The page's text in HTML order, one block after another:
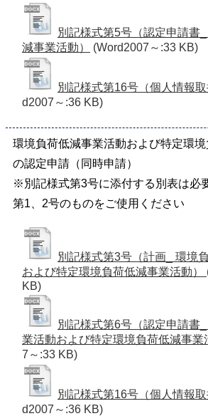
別記様式第5号（認定申請書
減事業活動）
(Word2007～:33 KB)
別記様式第16号（個人情報取
d2007～:36 KB)
環境負荷低減事業活動および特定環
の認定申請（同時申請）
※別記様式第3号に添付する別表は必
第1、2号のものをご使用ください
別記様式第3号（計画_ 環境
および特定環境負荷低減事業活動）
KB)
別記様式第6号（認定申請書
業活動および特定環境負荷低減事業
7～:33 KB)
別記様式第16号（個人情報取
d2007～:36 KB)